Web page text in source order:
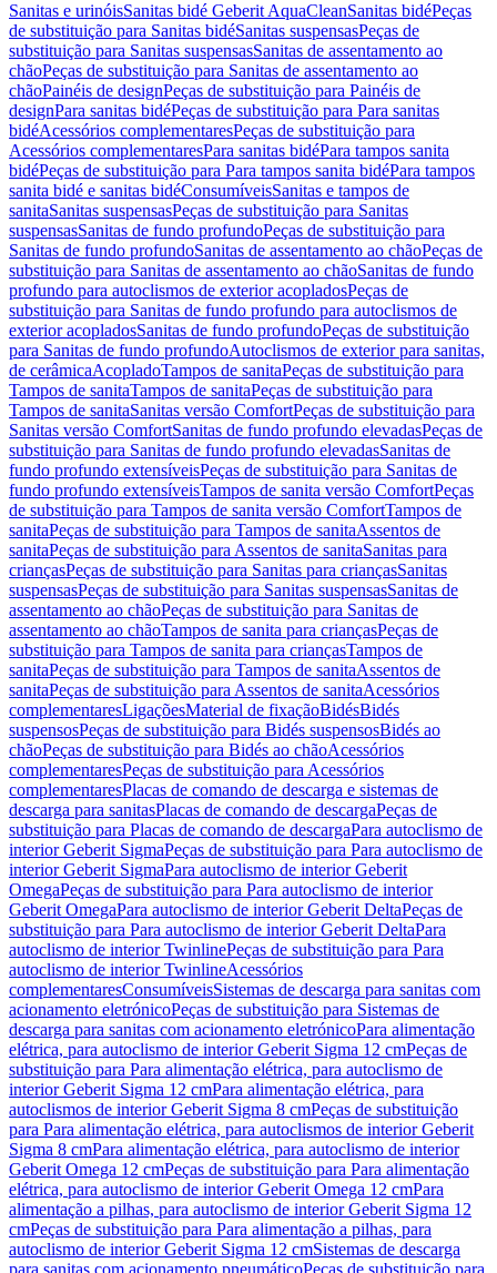
Sanitas e urinóisSanitas bidé Geberit AquaCleanSanitas bidéPeças
de substituição para Sanitas bidéSanitas suspensasPeças de
substituição para Sanitas suspensasSanitas de assentamento ao
chãoPeças de substituição para Sanitas de assentamento ao
chãoPainéis de designPeças de substituição para Painéis de
designPara sanitas bidéPeças de substituição para Para sanitas
bidéAcessórios complementaresPeças de substituição para
Acessórios complementaresPara sanitas bidéPara tampos sanita
bidéPeças de substituição para Para tampos sanita bidéPara tampos
sanita bidé e sanitas bidéConsumíveisSanitas e tampos de
sanitaSanitas suspensasPeças de substituição para Sanitas
suspensasSanitas de fundo profundoPeças de substituição para
Sanitas de fundo profundoSanitas de assentamento ao chãoPeças de
substituição para Sanitas de assentamento ao chãoSanitas de fundo
profundo para autoclismos de exterior acopladosPeças de
substituição para Sanitas de fundo profundo para autoclismos de
exterior acopladosSanitas de fundo profundoPeças de substituição
para Sanitas de fundo profundoAutoclismos de exterior para sanitas,
de cerâmicaAcopladoTampos de sanitaPeças de substituição para
Tampos de sanitaTampos de sanitaPeças de substituição para
Tampos de sanitaSanitas versão ComfortPeças de substituição para
Sanitas versão ComfortSanitas de fundo profundo elevadasPeças de
substituição para Sanitas de fundo profundo elevadasSanitas de
fundo profundo extensíveisPeças de substituição para Sanitas de
fundo profundo extensíveisTampos de sanita versão ComfortPeças
de substituição para Tampos de sanita versão ComfortTampos de
sanitaPeças de substituição para Tampos de sanitaAssentos de
sanitaPeças de substituição para Assentos de sanitaSanitas para
criançasPeças de substituição para Sanitas para criançasSanitas
suspensasPeças de substituição para Sanitas suspensasSanitas de
assentamento ao chãoPeças de substituição para Sanitas de
assentamento ao chãoTampos de sanita para criançasPeças de
substituição para Tampos de sanita para criançasTampos de
sanitaPeças de substituição para Tampos de sanitaAssentos de
sanitaPeças de substituição para Assentos de sanitaAcessórios
complementaresLigaçõesMaterial de fixaçãoBidésBidés
suspensosPeças de substituição para Bidés suspensosBidés ao
chãoPeças de substituição para Bidés ao chãoAcessórios
complementaresPeças de substituição para Acessórios
complementaresPlacas de comando de descarga e sistemas de
descarga para sanitasPlacas de comando de descargaPeças de
substituição para Placas de comando de descargaPara autoclismo de
interior Geberit SigmaPeças de substituição para Para autoclismo de
interior Geberit SigmaPara autoclismo de interior Geberit
OmegaPeças de substituição para Para autoclismo de interior
Geberit OmegaPara autoclismo de interior Geberit DeltaPeças de
substituição para Para autoclismo de interior Geberit DeltaPara
autoclismo de interior TwinlinePeças de substituição para Para
autoclismo de interior TwinlineAcessórios
complementaresConsumíveisSistemas de descarga para sanitas com
acionamento eletrónicoPeças de substituição para Sistemas de
descarga para sanitas com acionamento eletrónicoPara alimentação
elétrica, para autoclismo de interior Geberit Sigma 12 cmPeças de
substituição para Para alimentação elétrica, para autoclismo de
interior Geberit Sigma 12 cmPara alimentação elétrica, para
autoclismos de interior Geberit Sigma 8 cmPeças de substituição
para Para alimentação elétrica, para autoclismos de interior Geberit
Sigma 8 cmPara alimentação elétrica, para autoclismo de interior
Geberit Omega 12 cmPeças de substituição para Para alimentação
elétrica, para autoclismo de interior Geberit Omega 12 cmPara
alimentação a pilhas, para autoclismo de interior Geberit Sigma 12
cmPeças de substituição para Para alimentação a pilhas, para
autoclismo de interior Geberit Sigma 12 cmSistemas de descarga
para sanitas com acionamento pneumáticoPeças de substituição para